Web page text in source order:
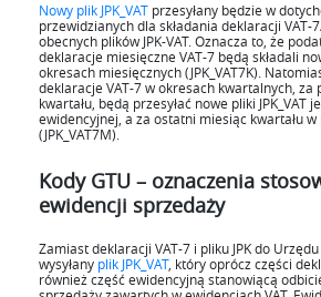
Nowy plik JPK_VAT przesyłany będzie w
przewidzianych dla składania deklaracji VAT-
obecnych plików JPK-VAT. Oznacza to, że
deklaracje miesięczne VAT-7 będą składali
okresach miesięcznych (JPK_VAT7K).
deklaracje VAT-7 w okresach kwartalnych,
kwartału, będą przesyłać nowe pliki JPK_VAT
ewidencyjnej, a za ostatni miesiąc kwartału w
(JPK_VAT7M).
Kody GTU – oznaczenia
ewidencji sprzedaży
Zamiast deklaracji VAT-7 i pliku JPK do
wysyłany plik JPK_VAT, który oprócz części
również część ewidencyjną stanowiącą